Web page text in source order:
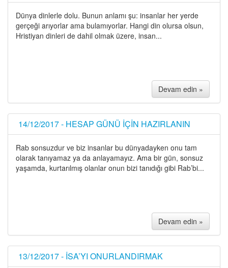
Dünya dinlerle dolu. Bunun anlamı şu: insanlar her yerde
gerçeği arıyorlar ama bulamıyorlar. Hangi din olursa olsun,
Hristiyan dinleri de dahil olmak üzere, insan...
Devam edin »
14/12/2017 - HESAP GÜNÜ İÇİN HAZIRLANIN
Rab sonsuzdur ve biz insanlar bu dünyadayken onu tam
olarak tanıyamaz ya da anlayamayız. Ama bir gün, sonsuz
yaşamda, kurtarılmış olanlar onun bizi tanıdığı gibi Rab’bi...
Devam edin »
13/12/2017 - İSA’YI ONURLANDIRMAK